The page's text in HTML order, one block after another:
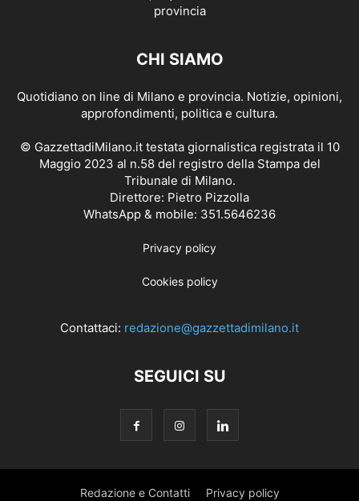
CHI SIAMO
Quotidiano on line di Milano e provincia. Notizie, opinioni,
approfondimenti, politica e cultura.
© GazzettadiMilano.it testata giornalistica registrata il 10
Maggio 2023 al n.58 del registro della Stampa del
Tribunale di Milano.
Direttore: Pietro Pizzolla
WhatsApp & mobile: 351.5646236
Privacy policy
Cookies policy
Contattaci: redazione@gazzettadimilano.it
SEGUICI SU
Redazione e Contatti Privacy policy